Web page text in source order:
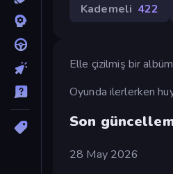
Kademeli 422
Elle çizilmiş bir
Oyunda ilerlerken
Son
28 May 2026